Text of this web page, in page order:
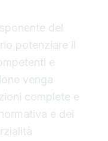
del
potenziare il
e
venga
complete e
e dei